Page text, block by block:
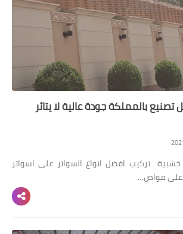
بالمملكة جودة عالية لا يتاثر
تركيب افضل انواع السواتر على اسواتر
مواص…